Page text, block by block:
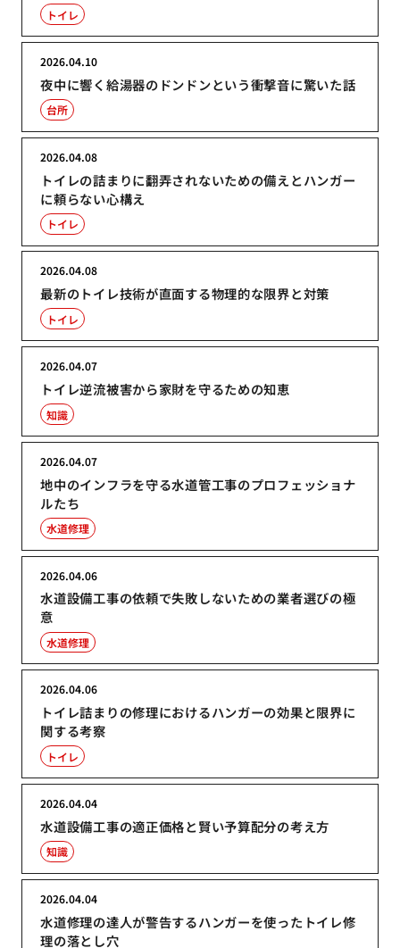
トイレ
夜中に響く給湯器のドンドンという衝撃音に驚いた話
2026.04.10
台所
トイレの詰まりに翻弄されないための備えとハンガー
に頼らない心構え
2026.04.08
トイレ
最新のトイレ技術が直面する物理的な限界と対策
2026.04.08
トイレ
トイレ逆流被害から家財を守るための知恵
2026.04.07
知識
地中のインフラを守る水道管工事のプロフェッショナ
ルたち
2026.04.07
水道修理
水道設備工事の依頼で失敗しないための業者選びの極
意
2026.04.06
水道修理
トイレ詰まりの修理におけるハンガーの効果と限界に
関する考察
2026.04.06
トイレ
水道設備工事の適正価格と賢い予算配分の考え方
2026.04.04
知識
水道修理の達人が警告するハンガーを使ったトイレ修
理の落とし穴
2026.04.04